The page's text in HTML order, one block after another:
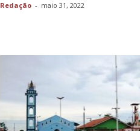
Redação - maio 31, 2022